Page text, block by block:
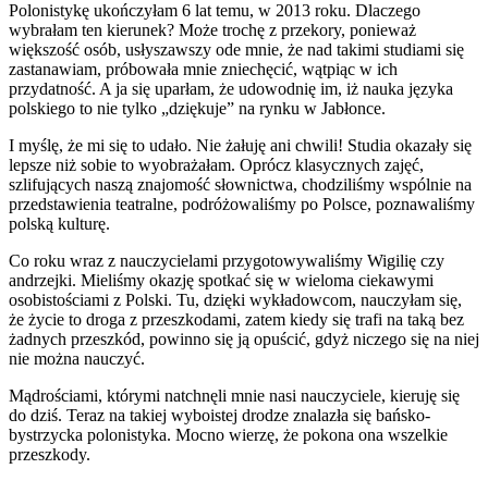
Polonistykę ukończyłam 6 lat temu, w 2013 roku. Dlaczego
wybrałam ten kierunek? Może trochę z przekory, ponieważ
większość osób, usłyszawszy ode mnie, że nad takimi studiami się
zastanawiam, próbowała mnie zniechęcić, wątpiąc w ich
przydatność. A ja się uparłam, że udowodnię im, iż nauka języka
polskiego to nie tylko „dziękuje” na rynku w Jabłonce.
I myślę, że mi się to udało. Nie żałuję ani chwili! Studia okazały się
lepsze niż sobie to wyobrażałam. Oprócz klasycznych zajęć,
szlifujących naszą znajomość słownictwa, chodziliśmy wspólnie na
przedstawienia teatralne, podróżowaliśmy po Polsce, poznawaliśmy
polską kulturę.
Co roku wraz z nauczycielami przygotowywaliśmy Wigilię czy
andrzejki. Mieliśmy okazję spotkać się w wieloma ciekawymi
osobistościami z Polski. Tu, dzięki wykładowcom, nauczyłam się,
że życie to droga z przeszkodami, zatem kiedy się trafi na taką bez
żadnych przeszkód, powinno się ją opuścić, gdyż niczego się na niej
nie można nauczyć.
Mądrościami, którymi natchnęli mnie nasi nauczyciele, kieruję się
do dziś. Teraz na takiej wyboistej drodze znalazła się bańsko-
bystrzycka polonistyka. Mocno wierzę, że pokona ona wszelkie
przeszkody.